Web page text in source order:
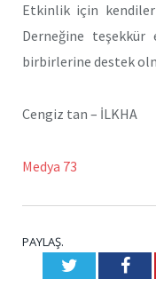
Etkinlik için
Derneğine
birbirlerine destek
Cengiz tan – İLKHA
Medya 73
PAYLAŞ.
Twitter